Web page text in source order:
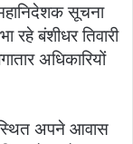
सूचना
रहे बंशीधर तिवारी
अधिकारियों
स्थित अपने आवास